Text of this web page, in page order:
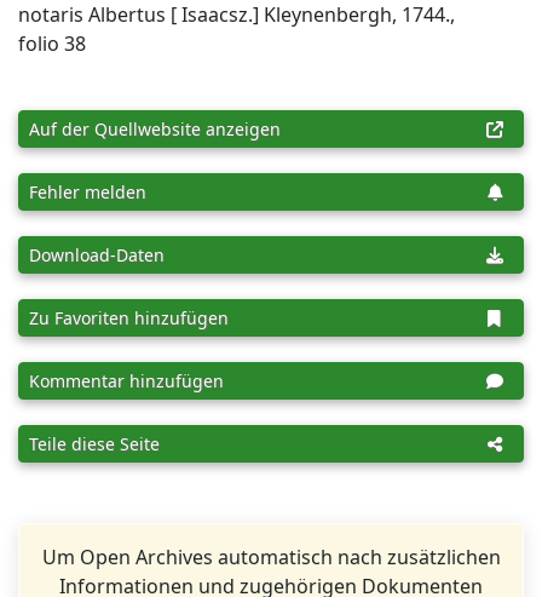
notaris Albertus [ Isaacsz.] Kleynenbergh, 1744.,
folio 38
Auf der Quellwebsite anzeigen
Fehler melden
Download-Daten
Zu Favoriten hinzufügen
Kommentar hinzufügen
Teile diese Seite
Um Open Archives automatisch nach zusätzlichen
Informationen und zugehörigen Dokumenten